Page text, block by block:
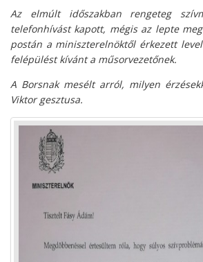
Az elmúlt időszakban rengeteg
telefonhívást kapott, mégis az lepte
postán a miniszterelnöktől érkezett
felépülést kívánt a műsorvezetőnek.
A Borsnak mesélt arról, milyen
Viktor gesztusa.